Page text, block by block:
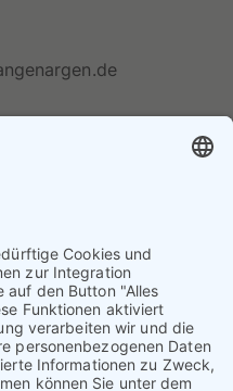
9856 65
1140 03